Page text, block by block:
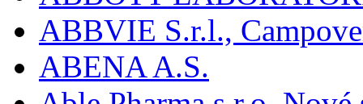
ABBVIE S.r.l.,
ABENA A.S.